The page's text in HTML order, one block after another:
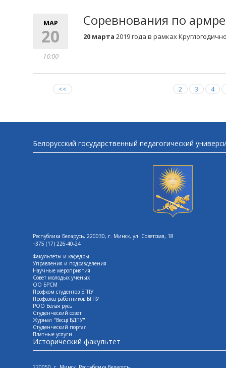
МАР
20
16:00
Соревнования по
20 марта 2019 года в рамках
<< 2 3 4
Белорусский государственный педагогический
Республика Беларусь, 220030, г. Минск, ул. Советская, 18
+375 (17) 226-40-24
Факультеты и кафедры
Управления и подразделения
Научные мероприятия
Совет молодых ученых
ОО БРСМ
Профком студентов БГПУ
Профсоюз работников БГПУ
РОО Белая русь
Студенческий совет
Журнал "Весцi БДПУ"
Студенческий портал
Платные услуги
Исторический факультет